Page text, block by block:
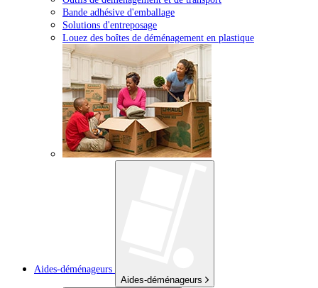
Bande adhésive d'emballage
Solutions d'entreposage
Louez des boîtes de déménagement en plastique
Aides-déménageurs
Aides-déménageurs